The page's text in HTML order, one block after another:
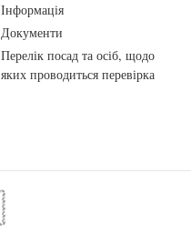
Інформація
Документи
Перелік посад та осіб, щодо
яких проводиться перевірка